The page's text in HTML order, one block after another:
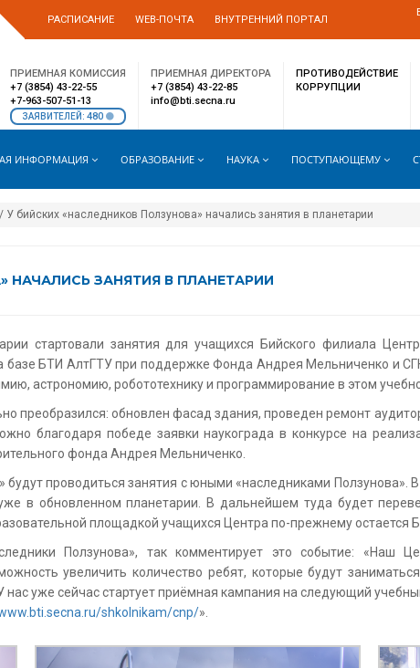
РАСПИСАНИЕ WEB-ПОЧТА ВНУТРЕННИЙ ПОРТАЛ
ПРИЕМНАЯ КОМИССИЯ
+7 (3854) 43-22-55
+7-963-507-51-13
ЗАЯВИТЕЛЕЙ: 480
ПРИЕМНАЯ ДИРЕКТОРА
+7 (3854) 43-22-85
info@bti.secna.ru
ПРОТИВОДЕЙСТВИЕ
КОРРУПЦИИ
ИНФОРМАЦИЯ ОБРАЗОВАНИЕ НАУКА ПОСТУПАЮЩЕМУ
/ У бийских «наследников Ползунова» начались занятия в планетарии
НАЧАЛИСЬ ЗАНЯТИЯ В ПЛАНЕТАРИИ
стартовали занятия для учащихся Бийского филиала
базе БТИ АлтГТУ при поддержке Фонда Андрея Мельниченко и
астрономию, робототехнику и программирование в этом
преобразился: обновлен фасад здания, проведен ремонт
благодаря победе заявки наукограда в конкурсе на
фонда Андрея Мельниченко.
проводиться занятия с юными «наследниками Ползунова».
в обновленном планетарии. В дальнейшем туда будет
площадкой учащихся Центра по-прежнему остается
Ползунова», так комментирует это событие: «Наш
увеличить количество ребят, которые будут
нас уже сейчас стартует приёмная кампания на следующий
shkolnikam/cnp/».